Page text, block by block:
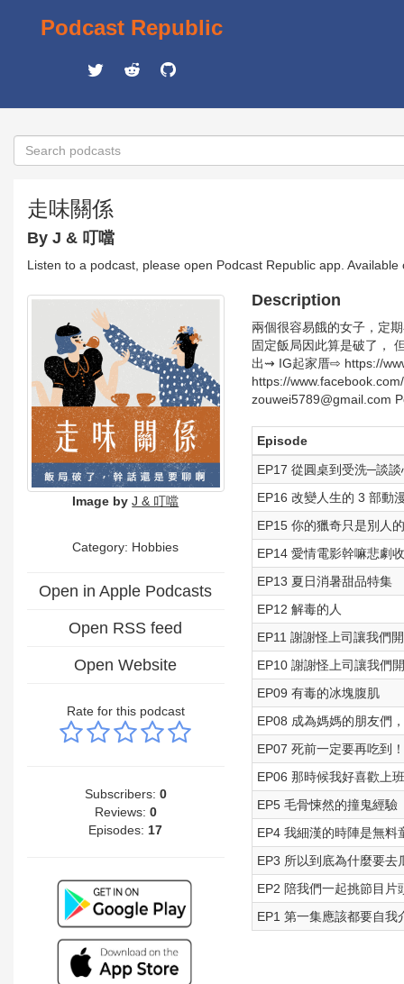
Podcast Republic
走味關係
By J & 叮噹
Listen to a podcast, please open Podcast Republic app.
Image by J & 叮噹
Category: Hobbies
Open in Apple Podcasts
Open RSS feed
Open Website
Rate for this podcast
Subscribers: 0
Reviews: 0
Episodes: 17
Description
兩個很容易餓的女子，定
固定飯局因此算是破了，
出⇝ IG起家厝⇨ https://
https://
zouwei5789@gmail.com
Episode
EP17 從圓桌到受洗─談
EP16 改變人生的 3 部動
EP15 你的獵奇只是別人
EP14 愛情電影幹嘛悲劇
EP13 夏日消暑甜品特集
EP12 解毒的人
EP11 謝謝怪上司讓我們
EP10 謝謝怪上司讓我們
EP09 有毒的冰塊腹肌
EP08 成為媽媽的朋友們
EP07 死前一定要再吃到
EP06 那時候我好喜歡上班
EP5 毛骨悚然的撞鬼經驗
EP4 我細漢的時陣是無料
EP3 所以到底為什麼要去
EP2 陪我們一起挑節目片
EP1 第一集應該都要自我